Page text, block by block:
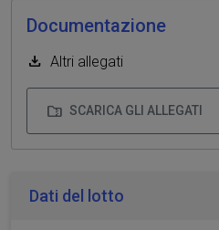
Documentazione
Altri allegati
SCARICA GLI ALLEGATI
Dati del lotto